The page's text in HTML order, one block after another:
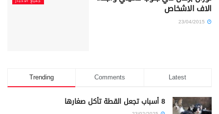
الاف الاشخاص
Trending Comments Latest
8 أسباب تجعل القطة تأكل صغارها